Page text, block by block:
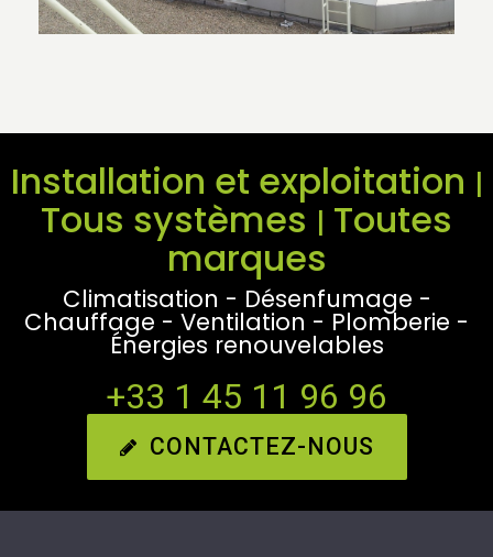
Installation et exploitation
Tous systèmes Toutes
marques
Climatisation - Désenfumage -
Chauffage - Ventilation - Plomberie -
Énergies renouvelables
+33 1 45 11 96 96
CONTACTEZ-NOUS